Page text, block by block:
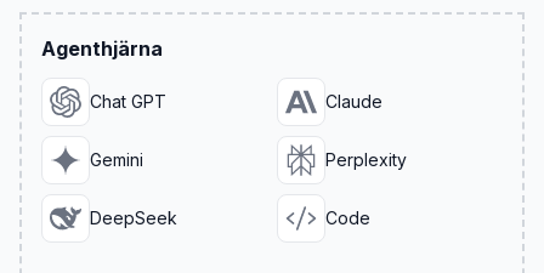
Agenthjärna
Chat GPT Claude
Gemini Perplexity
DeepSeek Code